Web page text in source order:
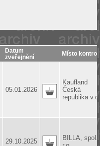
Datum
zveřejnění
Místo
05.01.2026
Kaufland
Česká
republika
29.10.2025
BILLA, spol.